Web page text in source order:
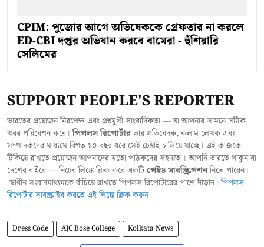
CPIM: পুজোর আগে অভিষেককে গ্রেফতার না করলে
ED-CBI দপ্তর অভিযান করবে বামেরা - হুঁশিয়ারি
সেলিমের
SUPPORT PEOPLE'S REPORTER
ভারতের প্রয়োজন নিরপেক্ষ এবং প্রশ্নমুখী সাংবাদিকতা — যা আপনার সামনে সঠিক
খবর পরিবেশন করে।পিপলস রিপোর্টারতার প্রতিবেদক, কলাম লেখক এবং
সম্পাদকদের মাধ্যমে বিগত ১০ বছর ধরে সেই চেষ্টাই চালিয়ে যাচ্ছে। এই কাজকে
টিকিয়ে রাখতে প্রয়োজন আপনাদের মতো পাঠকদের সহায়তা। আপনি ভারতে থাকুন বা
দেশের বাইরে — নিচের লিঙ্কে ক্লিক করে একটিপেইড সাবস্ক্রিপশননিতে পারেন।
স্বাধীন সংবাদমাধ্যমকে বাঁচিয়ে রাখতে পিপলস রিপোর্টারের পাশে দাঁড়ান।পিপলস
রিপোর্টার সাবস্ক্রাইব করতে এই লিঙ্কে ক্লিক করুন
Dress Code AJC Bose College Kolkata News